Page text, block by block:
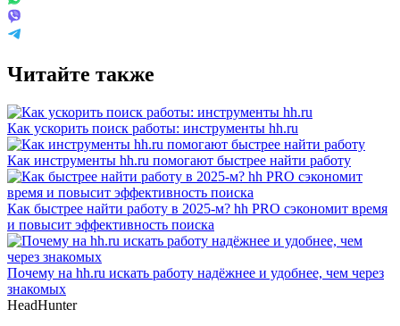
Читайте также
Как ускорить поиск работы: инструменты hh.ru
Как инструменты hh.ru помогают быстрее найти работу
Как быстрее найти работу в 2025-м? hh PRO сэкономит время
и повысит эффективность поиска
Почему на hh.ru искать работу надёжнее и удобнее, чем через
знакомых
HeadHunter